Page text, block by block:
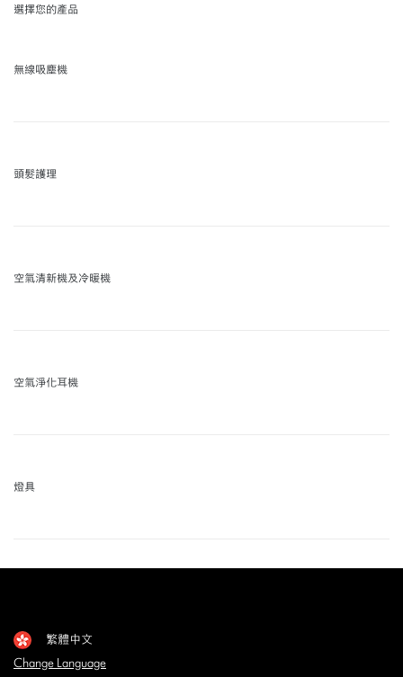
選擇您的產品
無線吸塵機
頭髮護理
空氣清新機及冷暖機
空氣淨化耳機
燈具
繁體中文
Change Language